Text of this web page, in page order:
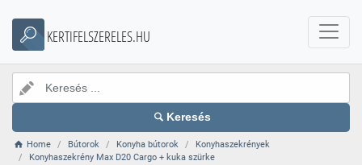
KERTIFELSZERELES.HU
Keresés
Home Bútorok Konyha bútorok
Konyhaszekrények
Konyhaszekrény Max D20 Cargo + kuka szürke